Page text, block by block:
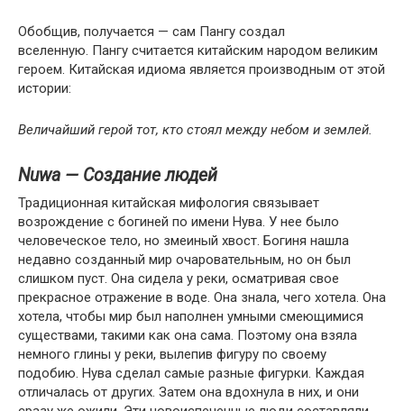
Обобщив, получается — сам Пангу создал
вселенную. Пангу считается китайским народом великим
героем. Китайская идиома является производным от этой
истории:
Величайший герой тот, кто стоял между небом и землей.
Nuwa — Создание людей
Традиционная китайская мифология связывает
возрождение с богиней по имени Нува. У нее было
человеческое тело, но змеиный хвост. Богиня нашла
недавно созданный мир очаровательным, но он был
слишком пуст. Она сидела у реки, осматривая свое
прекрасное отражение в воде. Она знала, чего хотела. Она
хотела, чтобы мир был наполнен умными смеющимися
существами, такими как она сама. Поэтому она взяла
немного глины у реки, вылепив фигуру по своему
подобию. Нува сделал самые разные фигурки. Каждая
отличалась от других. Затем она вдохнула в них, и они